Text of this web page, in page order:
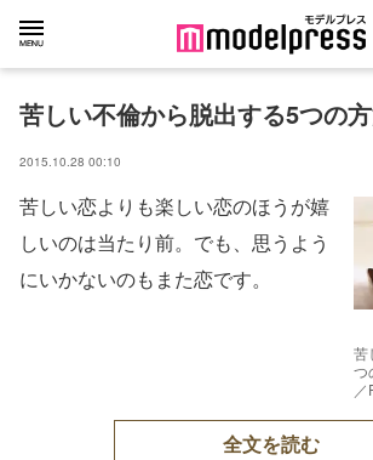
苦しい不倫から脱出する5つの
2015.10.28 00:10
苦
つ
苦しい恋よりも楽しい恋のほうが嬉
しいのは当たり前。でも、思うよう
にいかないのもまた恋です。
全文を読む